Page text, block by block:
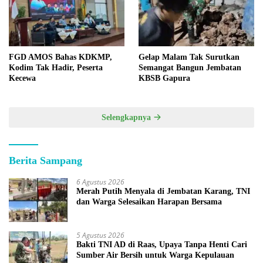
FGD AMOS Bahas KDKMP,
Kodim Tak Hadir, Peserta
Kecewa
Gelap Malam Tak Surutkan
Semangat Bangun Jembatan
KBSB Gapura
Selengkapnya
Berita Sampang
6 Agustus 2026
Merah Putih Menyala di Jembatan Karang, TNI
dan Warga Selesaikan Harapan Bersama
5 Agustus 2026
Bakti TNI AD di Raas, Upaya Tanpa Henti Cari
Sumber Air Bersih untuk Warga Kepulauan